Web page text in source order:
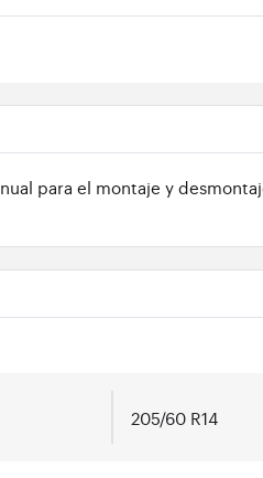
para el montaje y
205/60 R14